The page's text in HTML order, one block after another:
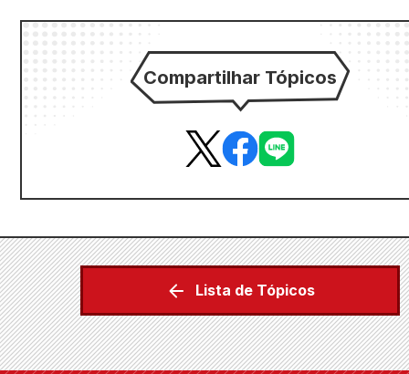
Compartilhar Tópicos
Lista de Tópicos